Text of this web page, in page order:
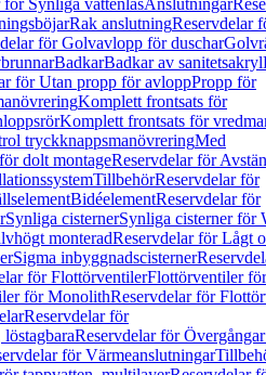
för Synliga vattenlåsAnslutningar
Rak anslutningReservdelar
för Golvavlopp för duschar
BadkarBadkar av sanitetsakryl
för Utan propp för avloppPropp för
Komplett frontsats för
Komplett frontsats för
tryckknappsmanövreringMed
dolt montageReservdelar för
TillbehörReservdelar för
BidéelementReservdelar för
Synliga cisternerSynliga cisterner för
monteradReservdelar för Lågt
Sigma inbyggnadscisterner
för FlottörventilerFlottörventiler
för MonolithReservdelar för
Reservdelar för
Reservdelar för
för Värmeanslutningar